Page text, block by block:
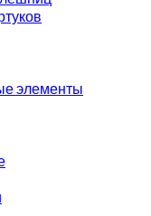
элементы